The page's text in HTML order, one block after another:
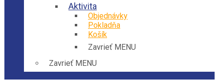
Aktivita
Objednávky
Pokladňa
Košík
Zavrieť MENU
Zavrieť MENU